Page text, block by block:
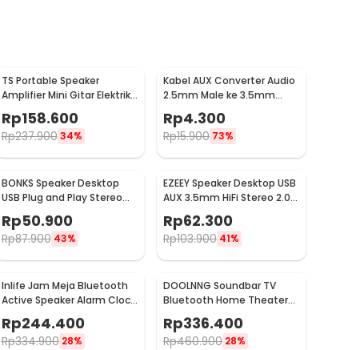
TS Portable Speaker
Amplifier Mini Gitar Elektrik
3 Inch 5W - MA-5
Rp158.600
Rp237.900 34%
Kabel AUX Converter Audio
2.5mm Male ke 3.5mm
Female L Shape HiFi 20cm -
L44
Rp4.300
Rp15.900 73%
BONKS Speaker Desktop
USB Plug and Play Stereo
Rp50.900
Rp87.900 43%
EZEEY Speaker Desktop USB
AUX 3.5mm HiFi Stereo 2.0
2x2.5W - S5
Rp62.300
Rp103.900 41%
Inlife Jam Meja Bluetooth
Active Speaker Alarm Clock
Rp244.400
Rp334.900 28%
DOOLNNG Soundbar TV
Bluetooth Home Theater
Stereo Subwoofer AUX 20W
- BS-28B
Rp336.400
Rp460.900 28%